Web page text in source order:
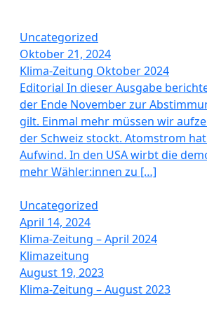
Uncategorized
Oktober 21, 2024
Klima-Zeitung Oktober 2024
Editorial In dieser Ausgabe
der Ende November zur
gilt. Einmal mehr müssen wir
der Schweiz stockt. Atomstrom
Aufwind. In den USA wirbt die
mehr Wähler:innen zu […]
Uncategorized
April 14, 2024
Klima-Zeitung – April 2024
Klimazeitung
August 19, 2023
Klima-Zeitung – August 2023